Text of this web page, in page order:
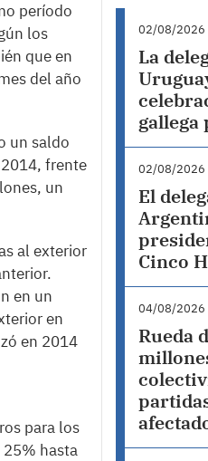
período
los
que en
del año
un saldo
frente
un
al exterior
en un
en
en 2014
para los
hasta
02/08/2026
La
gallega
02/08/2026
El
Cinco
04/08/2026
Rueda